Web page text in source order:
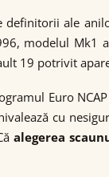
ale
modelul Mk1
19 potrivit
Euro
cu
alegerea